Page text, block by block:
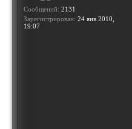
Сообщений: 2131
Зарегистрирован: 24 янв 2010,
19:07